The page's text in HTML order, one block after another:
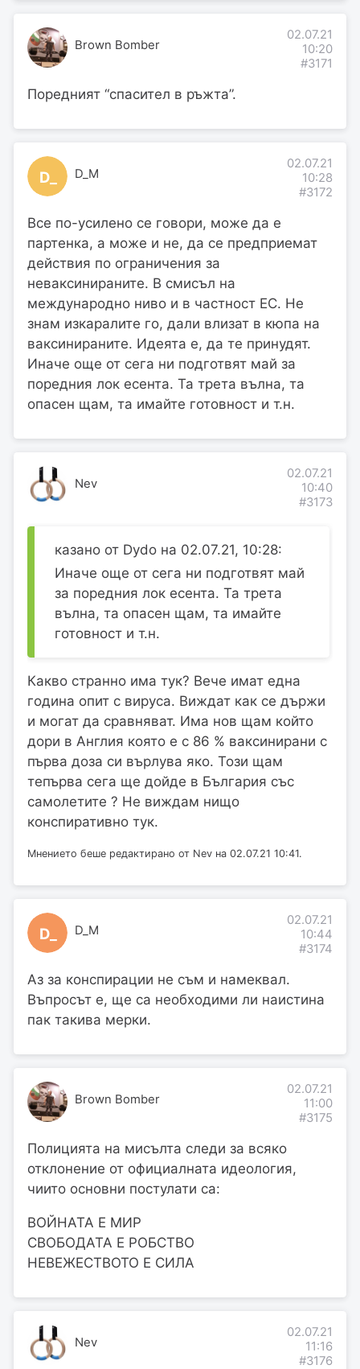
Brown Bomber
02.07.21
10:20
#3171
Поредният “спасител в ръжта”.
D_ D_M
02.07.21
10:28
#3172
Все по-усилено се говори, може да е
партенка, а може и не, да се предприемат
действия по ограничения за
неваксинираните. В смисъл на
международно ниво и в частност ЕС. Не
знам изкаралите го, дали влизат в кюпа на
ваксинираните. Идеята е, да те принудят.
Иначе още от сега ни подготвят май за
поредния лок есента. Та трета вълна, та
опасен щам, та имайте готовност и т.н.
Nev
02.07.21
10:40
#3173
казано от Dydo на 02.07.21, 10:28:
Иначе още от сега ни подготвят май
за поредния лок есента. Та трета
вълна, та опасен щам, та имайте
готовност и т.н.
Какво странно има тук? Вече имат една
година опит с вируса. Виждат как се държи
и могат да сравняват. Има нов щам който
дори в Англия която е с 86 % ваксинирани с
първа доза си върлува яко. Този щам
тепърва сега ще дойде в България със
самолетите ? Не виждам нищо
конспиративно тук.
Мнението беше редактирано от Nev на 02.07.21 10:41.
D_ D_M
02.07.21
10:44
#3174
Аз за конспирации не съм и намеквал.
Въпросът е, ще са необходими ли наистина
пак такива мерки.
Brown Bomber
02.07.21
11:00
#3175
Полицията на мисълта следи за всяко
отклонение от официалната идеология,
чиито основни постулати са:
ВОЙНАТА Е МИР
СВОБОДАТА Е РОБСТВО
НЕВЕЖЕСТВОТО Е СИЛА
Nev
02.07.21
11:16
#3176